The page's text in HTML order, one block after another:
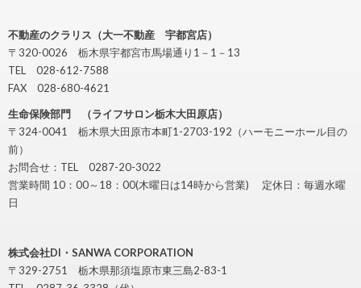
不動産のクラリス（大一不動産 宇都宮店）
〒320-0026 栃木県宇都宮市馬場通り1－1－13
TEL 028-612-7588
FAX 028-680-4621
生命保険部門 （ライフサロン栃木大田原店）
〒324-0041 栃木県大田原市本町1-2703-192（ハーモニーホール目の
前）
お問合せ：TEL 0287-20-3022
営業時間 10：00～18：00(木曜日は14時から営業) 定休日：毎週水曜
日
株式会社DI・SANWA CORPORATION
〒329-2751 栃木県那須塩原市東三島2-83-1